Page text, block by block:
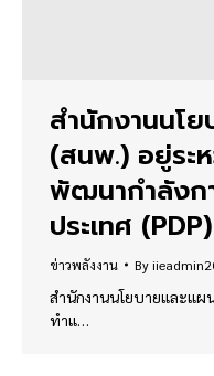
สำนักงานนโ
(สนพ.) อยู่ระ
พัฒนากำลังก
ประเทศ
ข่าวพลังงาน By
สำนักงานนโยบายและแผ
ทำแ…